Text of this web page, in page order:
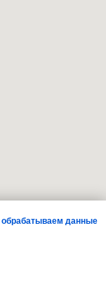
обрабатываем данные